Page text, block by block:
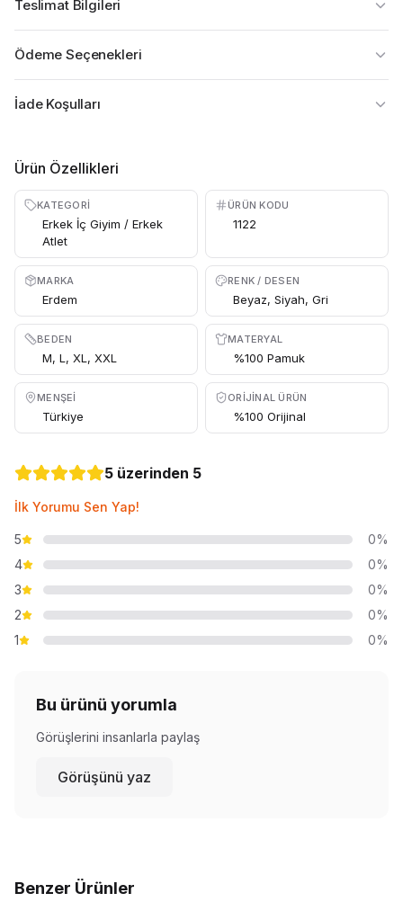
Teslimat Bilgileri
Ödeme Seçenekleri
İade Koşulları
Ürün Özellikleri
KATEGORI
Erkek İç Giyim / Erkek
Atlet
ÜRÜN KODU
1122
MARKA
Erdem
RENK / DESEN
Beyaz, Siyah, Gri
BEDEN
M, L, XL, XXL
MATERYAL
%100 Pamuk
MENŞEI
Türkiye
ORIJINAL ÜRÜN
%100 Orijinal
5 üzerinden 5
İlk Yorumu Sen Yap!
5
0%
4
0%
3
0%
2
0%
1
0%
Bu ürünü yorumla
Görüşlerini insanlarla paylaş
Görüşünü yaz
Benzer Ürünler